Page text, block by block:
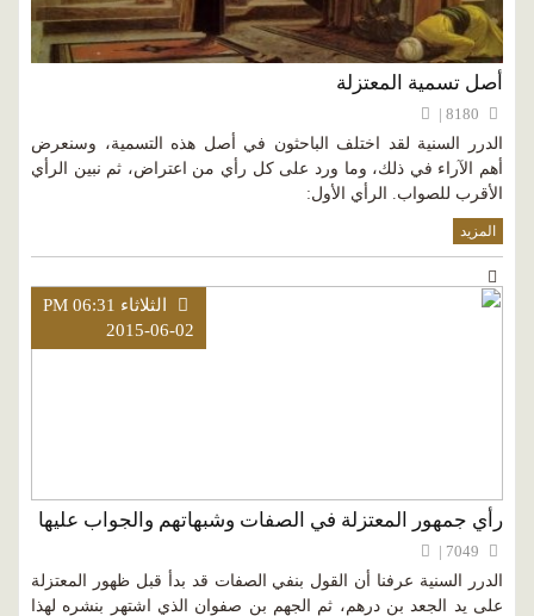
أصل تسمية المعتزلة
الدرر السنية لقد اختلف الباحثون في أصل هذه التسمية، وسنعرض
أهم الآراء في ذلك، وما ورد على كل رأي من اعتراض، ثم نبين الرأي
الأقرب للصواب. الرأي الأول:
المزيد
الثلاثاء PM 06:31
2015-06-02
رأي جمهور المعتزلة في الصفات وشبهاتهم والجواب عليها
الدرر السنية عرفنا أن القول بنفي الصفات قد بدأ قبل ظهور المعتزلة
على يد الجعد بن درهم، ثم الجهم بن صفوان الذي اشتهر بنشره لهذا